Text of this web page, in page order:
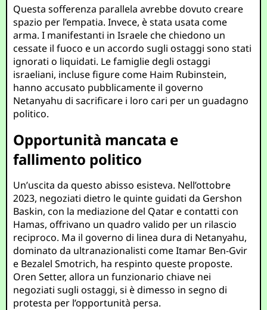
Questa sofferenza parallela avrebbe dovuto creare
spazio per l’empatia. Invece, è stata usata come
arma. I manifestanti in Israele che chiedono un
cessate il fuoco e un accordo sugli ostaggi sono stati
ignorati o liquidati. Le famiglie degli ostaggi
israeliani, incluse figure come Haim Rubinstein,
hanno accusato pubblicamente il governo
Netanyahu di sacrificare i loro cari per un guadagno
politico.
Opportunità mancata e
fallimento politico
Un’uscita da questo abisso esisteva. Nell’ottobre
2023, negoziati dietro le quinte guidati da Gershon
Baskin, con la mediazione del Qatar e contatti con
Hamas, offrivano un quadro valido per un rilascio
reciproco. Ma il governo di linea dura di Netanyahu,
dominato da ultranazionalisti come Itamar Ben-Gvir
e Bezalel Smotrich, ha respinto queste proposte.
Oren Setter, allora un funzionario chiave nei
negoziati sugli ostaggi, si è dimesso in segno di
protesta per l’opportunità persa.